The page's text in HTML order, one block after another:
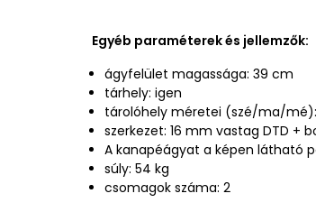
Egyéb paraméterek és jellemzők:
ágyfelület magassága: 39 cm
tárhely: igen
tárolóhely méretei (szé/ma/mé):
szerkezet: 16 mm vastag DTD +
A kanapéágyat a képen látható
súly: 54 kg
csomagok száma: 2